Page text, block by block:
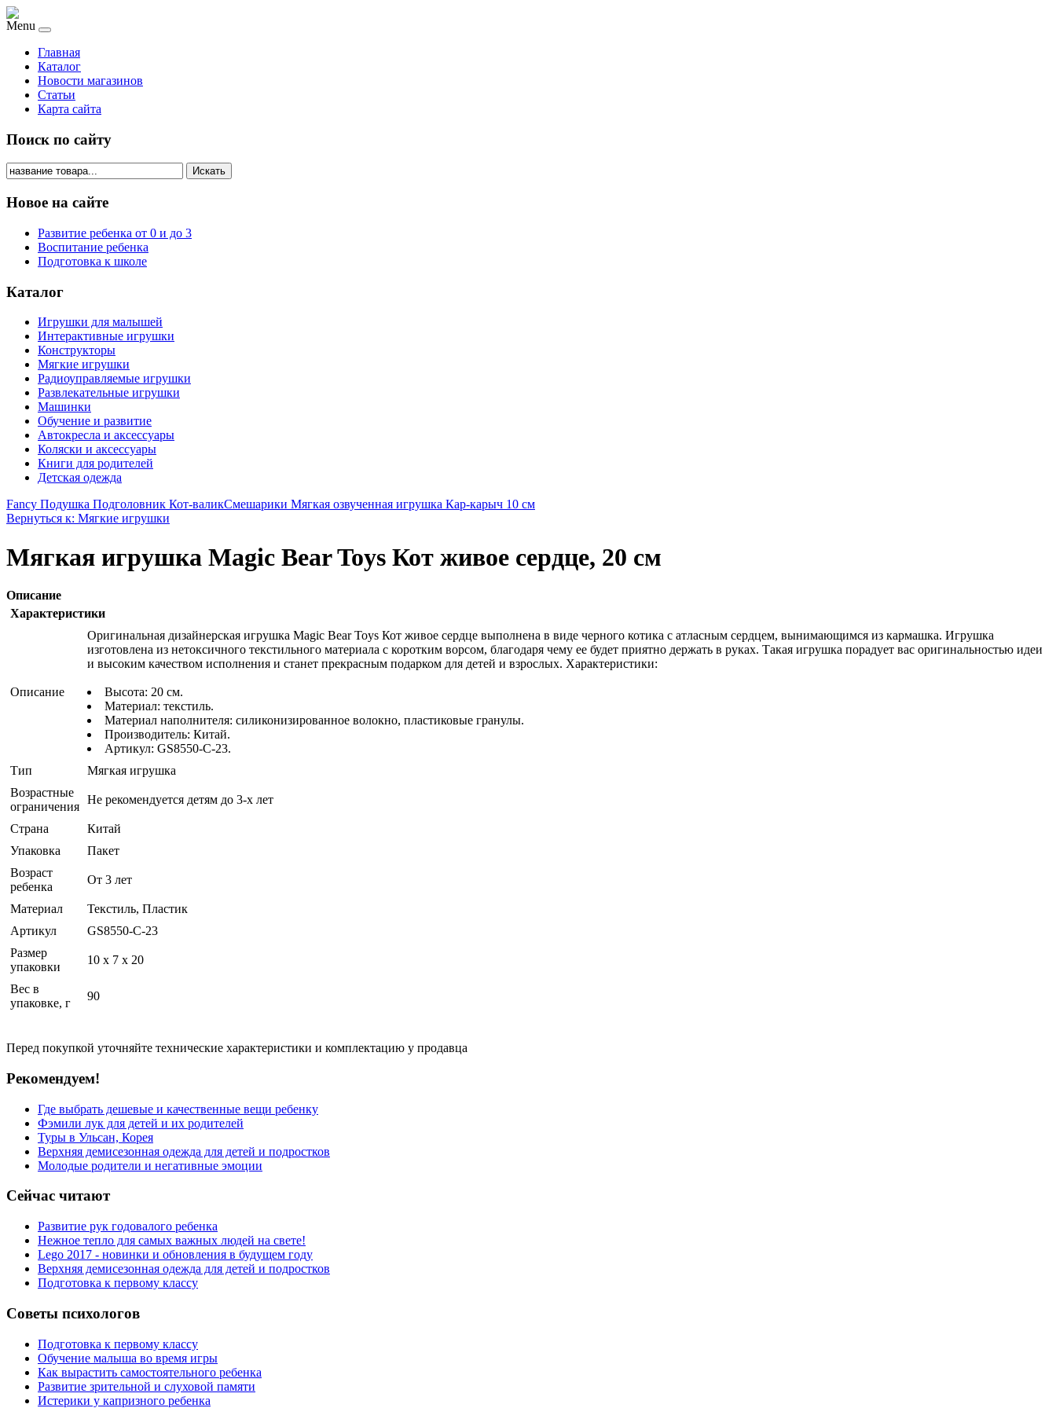
Menu
Главная
Каталог
Новости магазинов
Статьи
Карта сайта
Поиск по сайту
Искать
Новое на сайте
Развитие ребенка от 0 и до 3
Воспитание ребенка
Подготовка к школе
Каталог
Игрушки для малышей
Интерактивные игрушки
Конструкторы
Мягкие игрушки
Радиоуправляемые игрушки
Развлекательные игрушки
Машинки
Обучение и развитие
Автокресла и аксессуары
Коляски и аксессуары
Книги для родителей
Детская одежда
Fancy Подушка Подголовник Кот-валикСмешарики Мягкая озвученная игрушка Кар-карыч 10 см
Вернуться к: Мягкие игрушки
Мягкая игрушка Magic Bear Toys Кот живое сердце, 20 см
Описание
Характеристики
Описание
Оригинальная дизайнерская игрушка Magic Bear Toys Кот живое сердце выполнена в виде черного котика с атласным сердцем, вынимающимся из кармашка. Игрушка
изготовлена из нетоксичного текстильного материала с коротким ворсом, благодаря чему ее будет приятно держать в руках. Такая игрушка порадует вас оригинальностью идеи
и высоким качеством исполнения и станет прекрасным подарком для детей и взрослых. Характеристики:
Высота: 20 см.
Материал: текстиль.
Материал наполнителя: силиконизированное волокно, пластиковые гранулы.
Производитель: Китай.
Артикул: GS8550-C-23.
Тип
Мягкая игрушка
Возрастные
ограничения
Не рекомендуется детям до 3-х лет
Страна
Китай
Упаковка
Пакет
Возраст
ребенка
От 3 лет
Материал
Текстиль, Пластик
Артикул
GS8550-C-23
Размер
упаковки
10 х 7 х 20
Вес в
упаковке, г
90
Перед покупкой уточняйте технические характеристики и комплектацию у продавца
Рекомендуем!
Где выбрать дешевые и качественные вещи ребенку
Фэмили лук для детей и их родителей
Туры в Ульсан, Корея
Верхняя демисезонная одежда для детей и подростков
Молодые родители и негативные эмоции
Сейчас читают
Развитие рук годовалого ребенка
Нежное тепло для самых важных людей на свете!
Lego 2017 - новинки и обновления в будущем году
Верхняя демисезонная одежда для детей и подростков
Подготовка к первому классу
Советы психологов
Подготовка к первому классу
Обучение малыша во время игры
Как вырастить самостоятельного ребенка
Развитие зрительной и слуховой памяти
Истерики у капризного ребенка